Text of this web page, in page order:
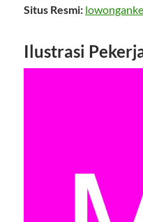
Situs Resmi:
Ilustrasi